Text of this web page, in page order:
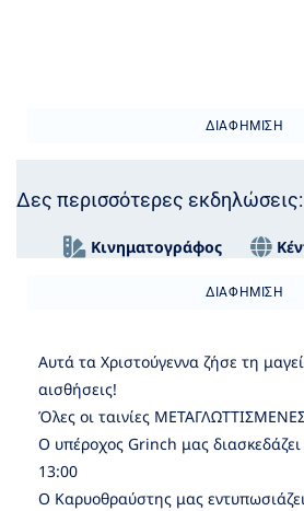
ΔΙΑΦΉΜΙΣΗ
Δες περισσότερες εκδηλώσεις:
Κινηματογράφος
ΔΙΑΦΉΜΙΣΗ
Αυτά τα Χριστούγεννα ζήσε τη
αισθήσεις!
Όλες οι ταινίες
Ο υπέροχος Grinch μας διασκεδάζει
13:00
Ο Καρυοθραύστης μας